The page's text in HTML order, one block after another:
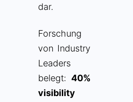
dar.
Forschung
von Industry
Leaders
belegt: 40%
visibility